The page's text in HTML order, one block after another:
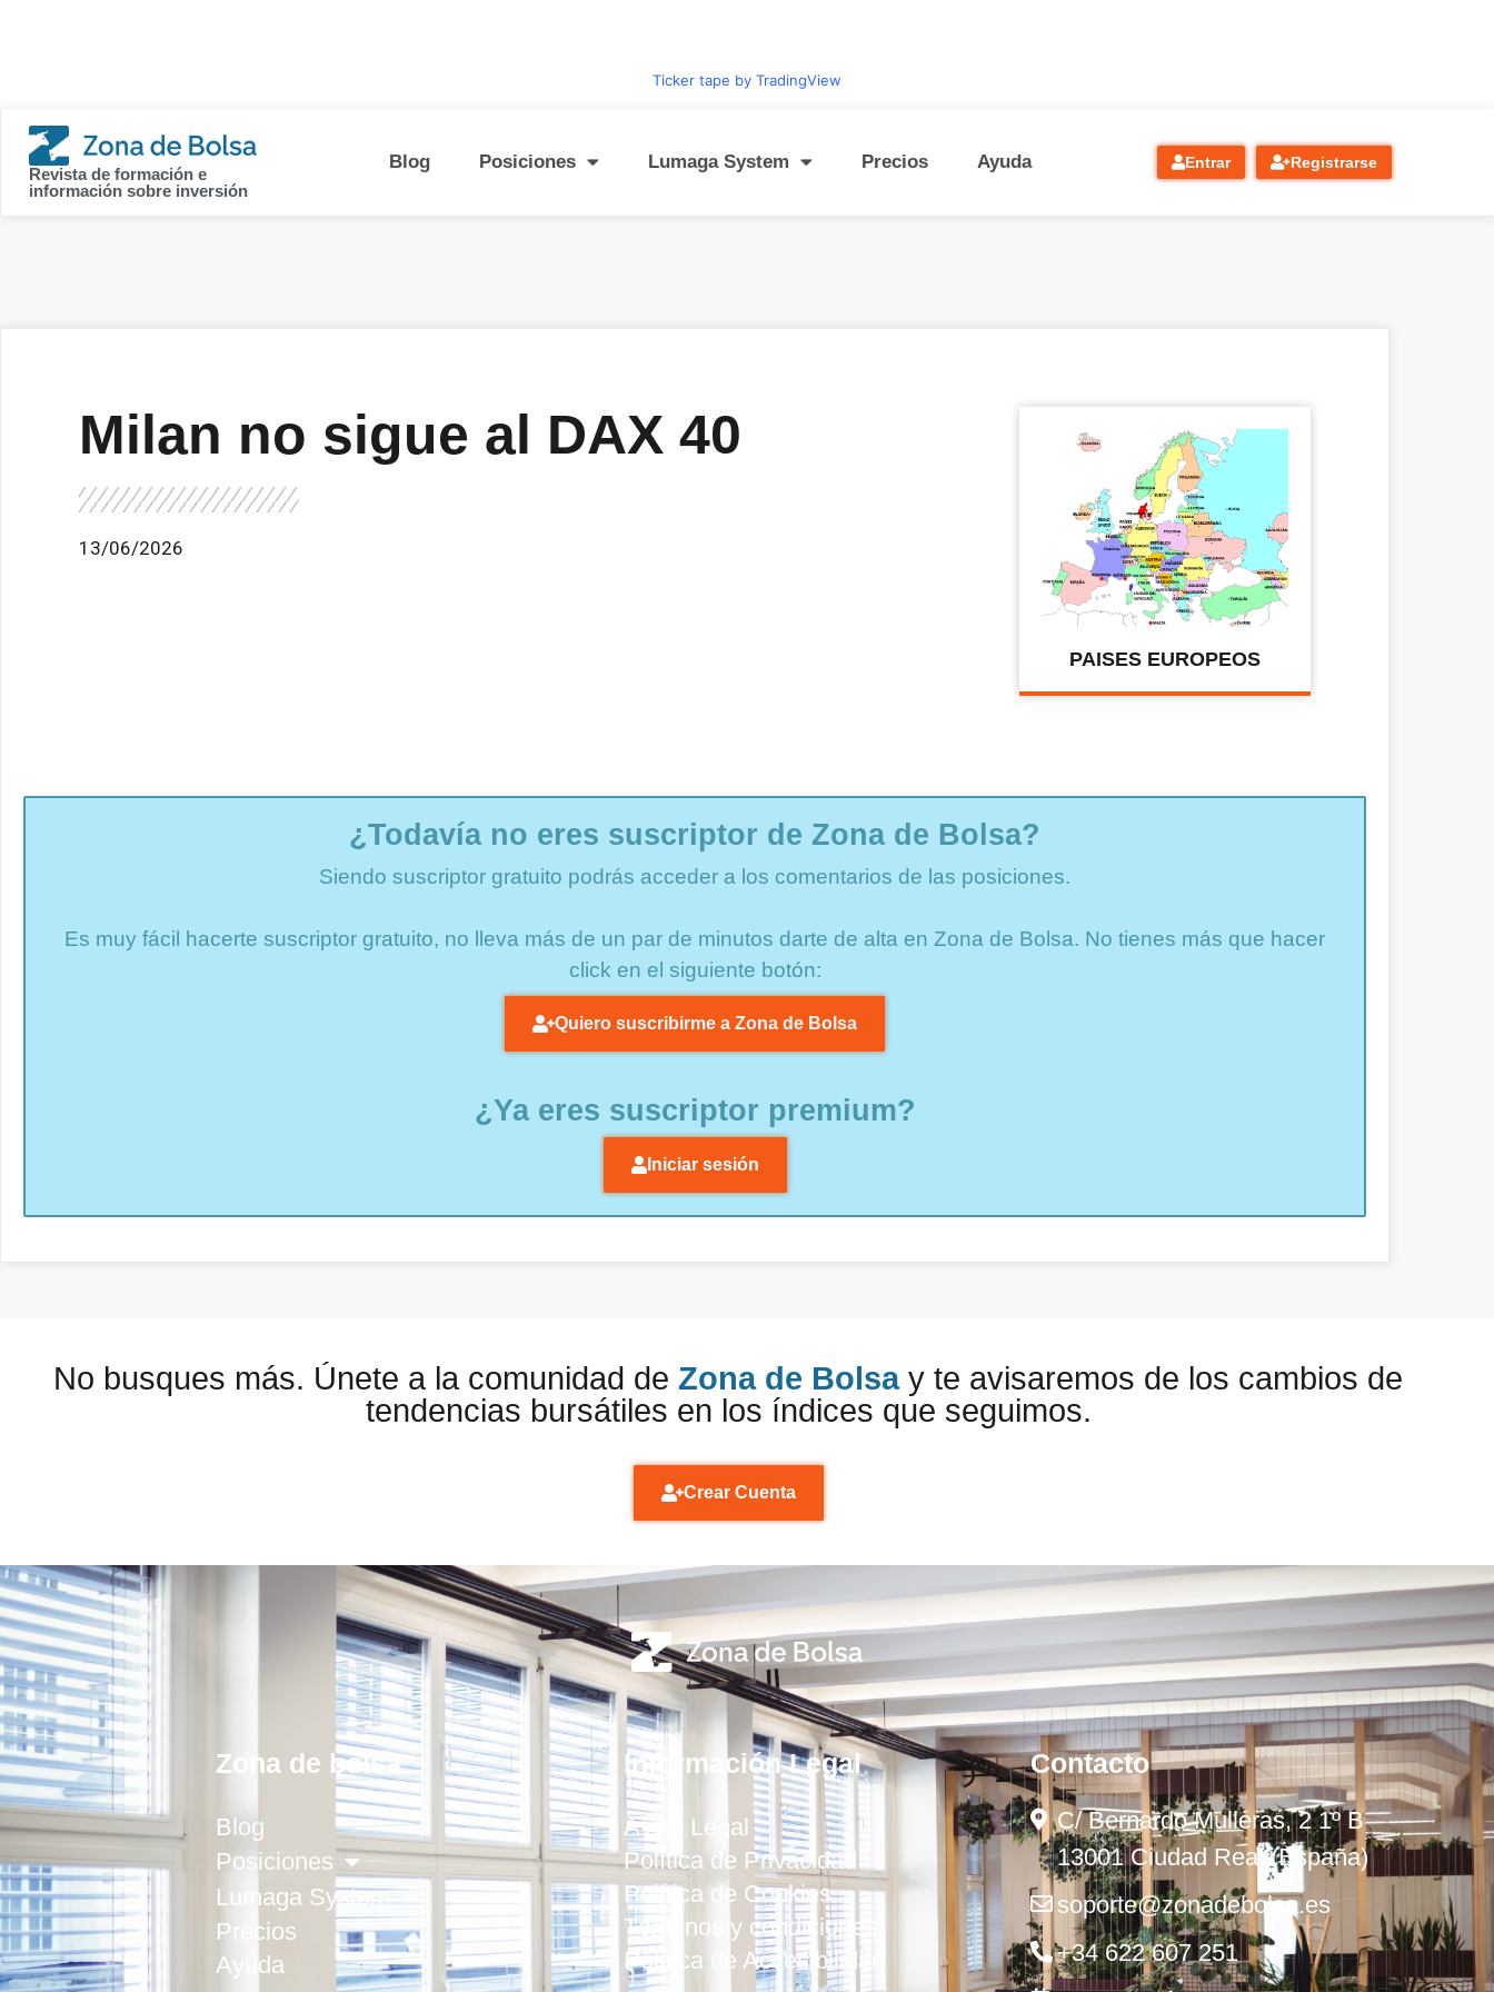
Ticker tape by TradingView
Revista de formación e
información sobre inversión
Blog Posiciones Lumaga System Precios Ayuda Entrar Registrarse
Milan no sigue al DAX 40
13/06/2026
PAISES EUROPEOS
¿Todavía no eres suscriptor de Zona de Bolsa?
Siendo suscriptor gratuito podrás acceder a los comentarios de las posiciones.
Es muy fácil hacerte suscriptor gratuito, no lleva más de un par de minutos darte de alta en Zona de Bolsa. No tienes más que hacer
click en el siguiente botón:
Quiero suscribirme a Zona de Bolsa
¿Ya eres suscriptor premium?
Iniciar sesión
No busques más. Únete a la comunidad de Zona de Bolsay te avisaremos de los cambios de
tendencias bursátiles en los índices que seguimos.
Crear Cuenta
Zona de bolsa
Blog
Posiciones
Lumaga System
Precios
Ayuda
Información Legal
Aviso Legal
Política de Privacidad
Política de Cookies
Términos y condiciones
Política de Accesibilidad
Contacto
C/ Bernardo Mulleras, 2 1º B
13001 Ciudad Real (España)
soporte@zonadebolsa.es
+34 622 607 251